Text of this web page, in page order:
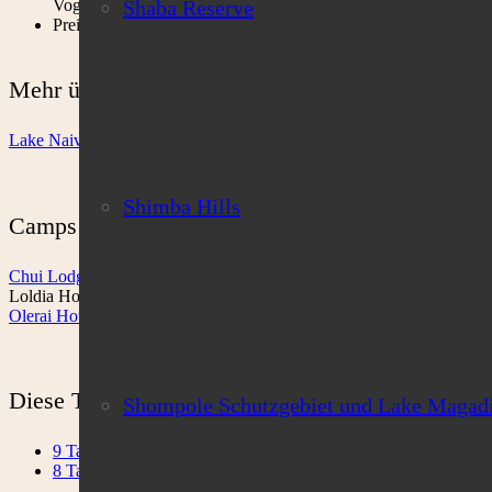
Shaba Reserve
Shimba Hills
Shompole Schutzgebiet und Lake
Vogelbeobachtung
Preis: ab € 250 pro Person im Doppelzimmer inkl. Vollpension
Mehr über die Region:
Lake Naivasha
Camps und Lodges in dieser Region:
Chui Lodge
Loldia House
Olerai House
Diese Touren kommen hier vorbei:
9 Tage Governor’s Safari
8 Tage historische Kenia-Reise